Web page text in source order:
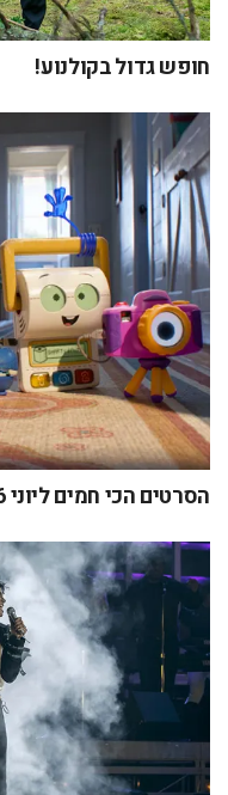
חופש גדול בקולנוע!
הסרטים הכי חמים ליוני 2026